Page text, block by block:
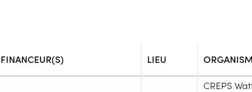
FINANCEUR(S) LIEU
CREPS